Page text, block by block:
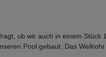
ob wir auch in einem
Pool gebaut. Das